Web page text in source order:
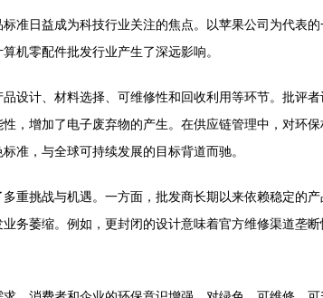
准日益成为科技行业关注的焦点。以苹果公司为代表
机零配件批发行业产生了深远影响。
设计、材料选择、可维修性和回收利用等环节。批评
，增加了电子废弃物的产生。在供应链管理中，对环
准，与全球可持续发展的目标背道而驰。
重挑战与机遇。一方面，批发商长期以来依赖稳定的
务萎缩。例如，更封闭的设计意味着官方维修渠道垄